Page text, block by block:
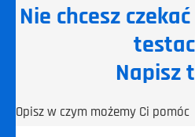
Nie chcesz
Napisz
Opisz w czym możemy Ci pomóc